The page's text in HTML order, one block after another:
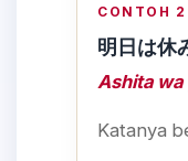
CONTOH 2
明日は休
Ashita wa
Katanya